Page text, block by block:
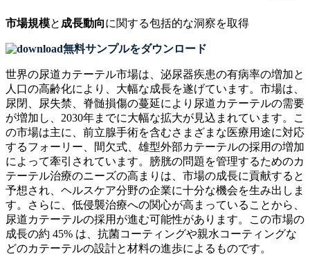
市場規模と 成長動向に関する包括的な洞察を取得
無料サンプルをダウンロード
世界の尿道カテーテル市場は、泌尿器疾患の有病率の増加と
人口の高齢化により、大幅な成長を遂げています。市場は、
尿閉、尿失禁、脊髄損傷の蔓延により尿道カテーテルの需要
が増加し、2030年までに大幅な拡大が見込まれています。こ
の市場は主に、前立腺手術を含むさまざまな医療用途に対応
するフォーリー、間欠式、雄型外部カテーテルの採用の増加
によって牽引されています。膀胱の問題を管理するためのカ
テーテル治療のニーズの高まりは、市場の成長に貢献すると
予想され、ヘルスケア分野の企業に十分な機会を生み出しま
す。さらに、低侵襲治療への関心が高まっていることから、
尿道カテーテルの採用が進む可能性があります。この市場の
成長の約 45% は、抗菌コーティングや親水コーティングな
どのカテーテルの設計と材料の進歩によるものです。